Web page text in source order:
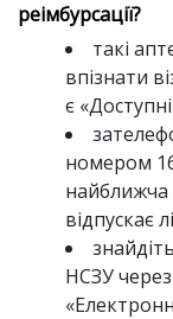
реімбурсації?
такі
впізнати
є
номером
найближча
відпускає
НСЗУ